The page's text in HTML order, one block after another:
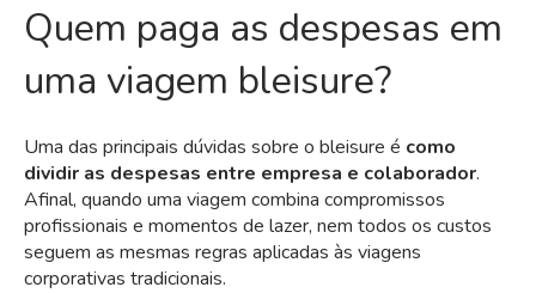
Quem paga as despesas em
uma viagem bleisure?
Uma das principais dúvidas sobre o bleisure é como
dividir as despesas entre empresa e colaborador.
Afinal, quando uma viagem combina compromissos
profissionais e momentos de lazer, nem todos os custos
seguem as mesmas regras aplicadas às viagens
corporativas tradicionais.